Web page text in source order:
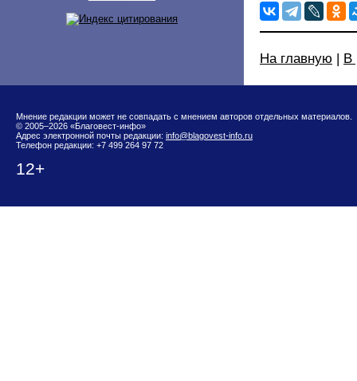
На главную В
Мнение редакции может не совпадать с мнением авторов отдельных материалов.
© 2005–2026 «Благовест-инфо»
Адрес электронной почты редакции: info@blagovest-info.ru
Телефон редакции: +7 499 264 97 72
12+